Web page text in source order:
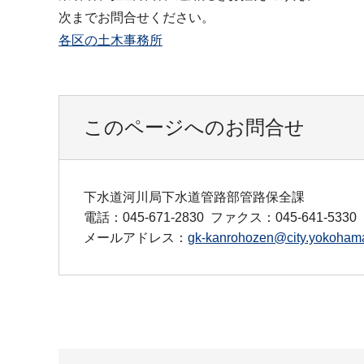
次までお問合せください。
各区の土木事務所
このページへのお問合せ
下水道河川局下水道管路部管路保全課
電話：045-671-2830 ファクス：045-641-5330
メールアドレス： gk-